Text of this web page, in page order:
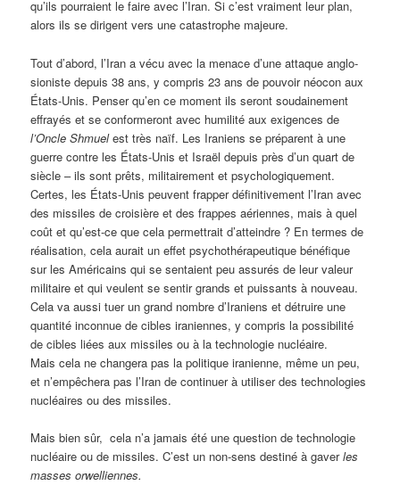
qu’ils pourraient le faire avec l’Iran. Si c’est vraiment leur plan,
alors ils se dirigent vers une catastrophe majeure.
Tout d’abord, l’Iran a vécu avec la menace d’une attaque anglo-
sioniste depuis 38 ans, y compris 23 ans de pouvoir néocon aux
États-Unis. Penser qu’en ce moment ils seront soudainement
effrayés et se conformeront avec humilité aux exigences de
l’Oncle Shmuelest très naïf. Les Iraniens se préparent à une
guerre contre les États-Unis et Israël depuis près d’un quart de
siècle – ils sont prêts, militairement et psychologiquement.
Certes, les États-Unis peuvent frapper définitivement l’Iran avec
des missiles de croisière et des frappes aériennes, mais à quel
coût et qu’est-ce que cela permettrait d’atteindre ? En termes de
réalisation, cela aurait un effet psychothérapeutique bénéfique
sur les Américains qui se sentaient peu assurés de leur valeur
militaire et qui veulent se sentir grands et puissants à nouveau.
Cela va aussi tuer un grand nombre d’Iraniens et détruire une
quantité inconnue de cibles iraniennes, y compris la possibilité
de cibles liées aux missiles ou à la technologie nucléaire.
Mais cela ne changera pas la politique iranienne, même un peu,
et n’empêchera pas l’Iran de continuer à utiliser des technologies
nucléaires ou des missiles.
Mais bien sûr, cela n’a jamais été une question de technologie
nucléaire ou de missiles. C’est un non-sens destiné à gaverles
masses orwelliennes.